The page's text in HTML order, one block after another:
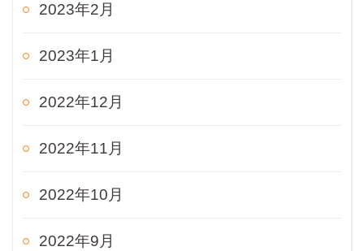
2023年2月
2023年1月
2022年12月
2022年11月
2022年10月
2022年9月